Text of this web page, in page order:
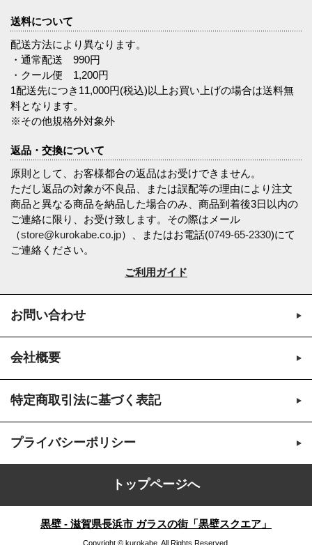
送料について
配送方法により異なります。
・通常配送 990円
・クール便 1,200円
1配送先につき11,000円(税込)以上お買い上げの場合は送料無
料となります。
※その他規格外対象外
返品・交換について
原則として、お客様都合の返品はお受けできません。
ただし返品の対象が不良品、または誤配等の理由により注文
商品と異なる商品を納品した場合のみ、商品到着後3日以内の
ご連絡に限り、お受け致します。その際はメール
（store@kurokabe.co.jp）、またはお電話(0749-65-2330)にて
ご連絡ください。
ご利用ガイド
お問い合わせ
会社概要
特定商取引法に基づく表記
プライバシーポリシー
トップページへ
黒壁 - 滋賀県長浜市 ガラスの街「黒壁スクエア」
Copyright © kurokabe. All Rights Reserved.